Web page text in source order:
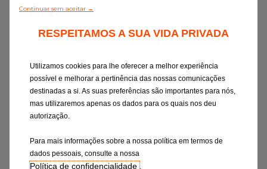
Ao selecionar um destes canais, aceito o
descrito naDeclaração de Consentimento
Tenho o direito de retirar o meu
consentimento em qualquer altura
(contacto:privacy-rights@eurorepar.com
A anulação do consentimento não deverá
base no consentimento anterior à sua
anulação.
Continuar sem aceitar →
RESPEITAMOS A SUA VIDA PRIVADA
Utilizamos cookies para lhe oferecer a melhor experiência
possível e melhorar a pertinência das nossas comunicações
destinadas a si. As suas preferências são importantes para nós,
mas utilizaremos apenas os dados para os quais nos deu
autorização.
Para mais informações sobre a nossa política em termos de
dados pessoais, consulte a nossa
Política de confidencialidade .